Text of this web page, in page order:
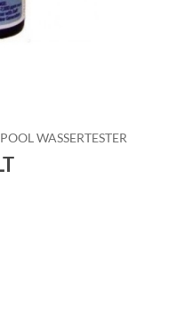
WASSERTESTER